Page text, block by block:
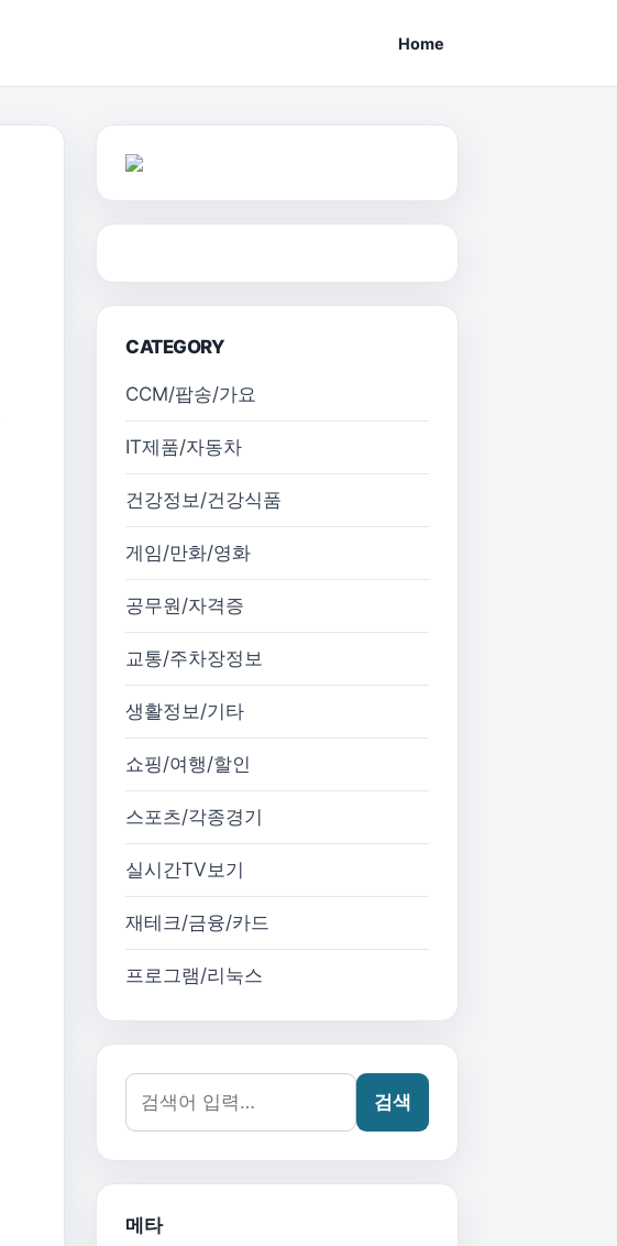
Home
CATEGORY
CCM/팝송/가요
IT제품/자동차
건강정보/건강식품
게임/만화/영화
공무원/자격증
교통/주차장정보
생활정보/기타
쇼핑/여행/할인
스포츠/각종경기
실시간TV보기
재테크/금융/카드
프로그램/리눅스
검색어:
검색
메타